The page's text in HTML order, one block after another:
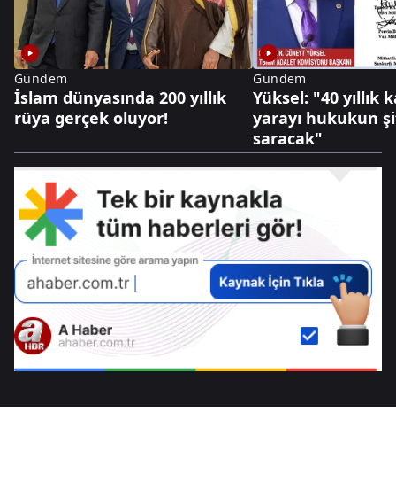
Gündem
İslam dünyasında 200 yıllık
rüya gerçek oluyor!
Gündem
Yüksel: "40 yıllık
yarayı hukukun
saracak"